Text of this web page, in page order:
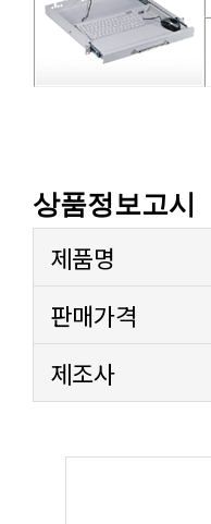
상품정보고시
제품명
판매가격
제조사